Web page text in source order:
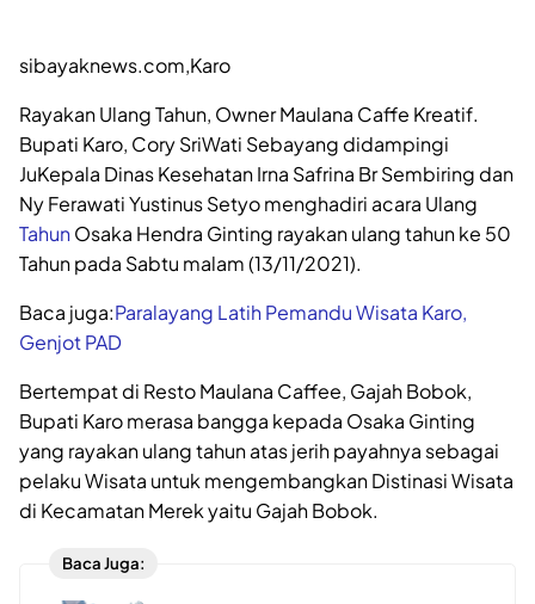
sibayaknews.com,Karo
Rayakan Ulang Tahun, Owner Maulana Caffe Kreatif.
Bupati Karo, Cory SriWati Sebayang didampingi
JuKepala Dinas Kesehatan Irna Safrina Br Sembiring dan
Ny Ferawati Yustinus Setyo menghadiri acara Ulang
TahunOsaka Hendra Ginting rayakan ulang tahun ke 50
Tahun pada Sabtu malam (13/11/2021).
Baca juga:Paralayang Latih Pemandu Wisata Karo,
Genjot PAD
Bertempat di Resto Maulana Caffee, Gajah Bobok,
Bupati Karo merasa bangga kepada Osaka Ginting
yang rayakan ulang tahun atas jerih payahnya sebagai
pelaku Wisata untuk mengembangkan Distinasi Wisata
di Kecamatan Merek yaitu Gajah Bobok.
Baca Juga: